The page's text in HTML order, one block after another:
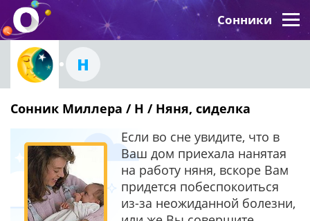
Сонники
Н
Сонник Миллера / Н / Няня, сиделка
Если во сне увидите, что в
Ваш дом приехала нанятая
на работу няня, вскоре Вам
придется побеспокоиться
из-за неожиданной болезни,